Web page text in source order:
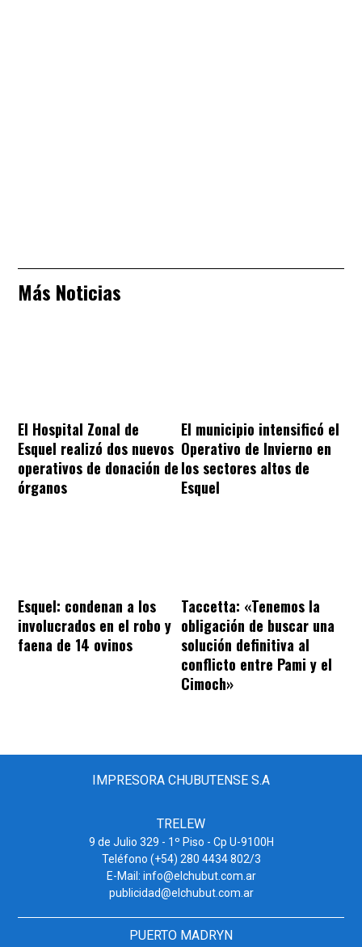
Más Noticias
El Hospital Zonal de
Esquel realizó dos nuevos
operativos de donación de
órganos
El municipio intensificó el
Operativo de Invierno en
los sectores altos de
Esquel
Esquel: condenan a los
involucrados en el robo y
faena de 14 ovinos
Taccetta: «Tenemos la
obligación de buscar una
solución definitiva al
conflicto entre Pami y el
Cimoch»
IMPRESORA CHUBUTENSE S.A
TRELEW
9 de Julio 329 - 1º Piso - Cp U-9100H
Teléfono (+54) 280 4434 802/3
E-Mail: info@elchubut.com.ar
publicidad@elchubut.com.ar
PUERTO MADRYN